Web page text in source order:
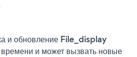
и обновление File_display
и может вызвать новые